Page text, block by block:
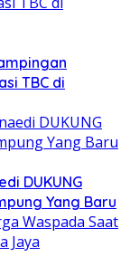
TBC di
DUKUNG
Yang Baru